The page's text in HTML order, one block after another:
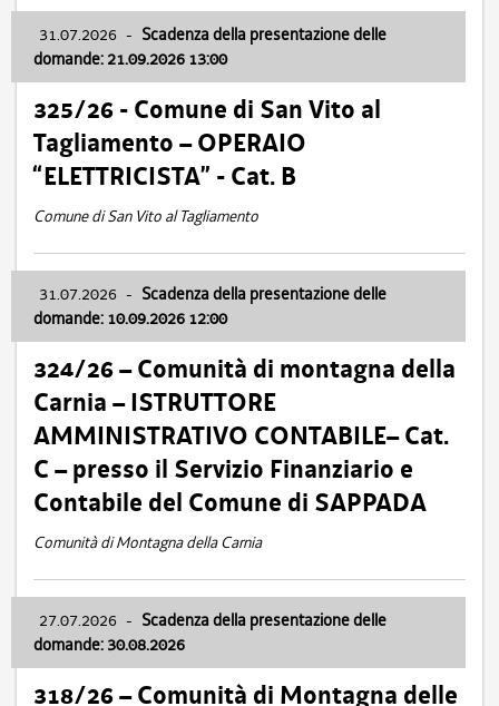
31.07.2026 - Scadenza della presentazione delle
domande: 21.09.2026 13:00
325/26 - Comune di San Vito al
Tagliamento – OPERAIO
“ELETTRICISTA” - Cat. B
Comune di San Vito al Tagliamento
31.07.2026 - Scadenza della presentazione delle
domande: 10.09.2026 12:00
324/26 – Comunità di montagna della
Carnia – ISTRUTTORE
AMMINISTRATIVO CONTABILE– Cat.
C – presso il Servizio Finanziario e
Contabile del Comune di SAPPADA
Comunità di Montagna della Carnia
27.07.2026 - Scadenza della presentazione delle
domande: 30.08.2026
318/26 – Comunità di Montagna delle